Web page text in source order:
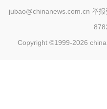
jubao@chinanews.com.cn 举报
Copyright ©1999-2026